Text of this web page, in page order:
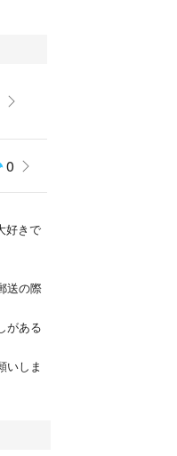
0
好きで
送の際
がある
いしま